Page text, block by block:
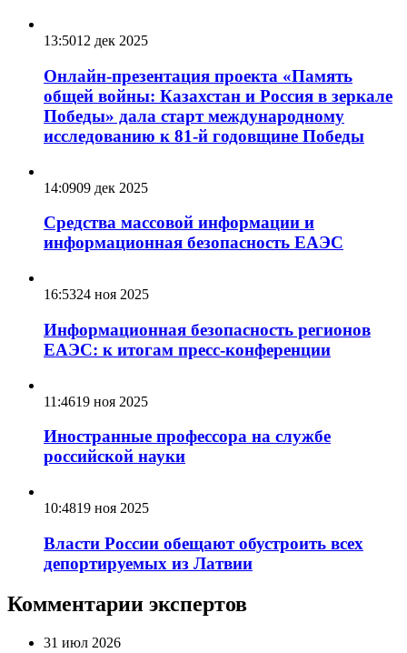
13:5012 дек 2025
Онлайн-презентация проекта «Память
общей войны: Казахстан и Россия в зеркале
Победы» дала старт международному
исследованию к 81-й годовщине Победы
14:0909 дек 2025
Средства массовой информации и
информационная безопасность ЕАЭС
16:5324 ноя 2025
Информационная безопасность регионов
ЕАЭС: к итогам пресс-конференции
11:4619 ноя 2025
Иностранные профессора на службе
российской науки
10:4819 ноя 2025
Власти России обещают обустроить всех
депортируемых из Латвии
Комментарии экспертов
31 июл 2026